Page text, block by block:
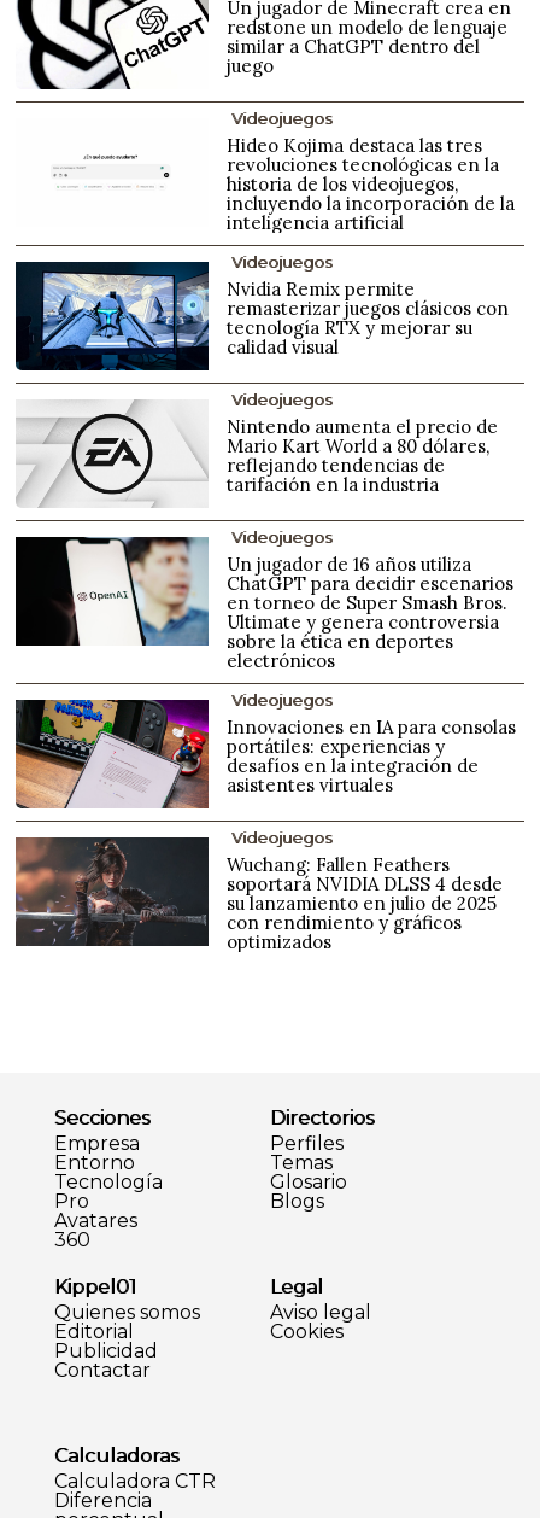
Un jugador de Minecraft crea en
redstone un modelo de lenguaje
similar a ChatGPT dentro del
juego
Videojuegos
Hideo Kojima destaca las tres
revoluciones tecnológicas en la
historia de los videojuegos,
incluyendo la incorporación de la
inteligencia artificial
Videojuegos
Nvidia Remix permite
remasterizar juegos clásicos con
tecnología RTX y mejorar su
calidad visual
Videojuegos
Nintendo aumenta el precio de
Mario Kart World a 80 dólares,
reflejando tendencias de
tarifación en la industria
Videojuegos
Un jugador de 16 años utiliza
ChatGPT para decidir escenarios
en torneo de Super Smash Bros.
Ultimate y genera controversia
sobre la ética en deportes
electrónicos
Videojuegos
Innovaciones en IA para consolas
portátiles: experiencias y
desafíos en la integración de
asistentes virtuales
Videojuegos
Wuchang: Fallen Feathers
soportará NVIDIA DLSS 4 desde
su lanzamiento en julio de 2025
con rendimiento y gráficos
optimizados
Secciones
Empresa
Entorno
Tecnología
Pro
Avatares
360
Directorios
Perfiles
Temas
Glosario
Blogs
Kippel01
Quienes somos
Editorial
Publicidad
Contactar
Legal
Aviso legal
Cookies
Calculadoras
Calculadora CTR
Diferencia